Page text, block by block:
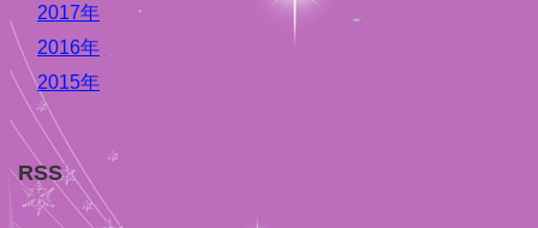
2017年
2016年
2015年
RSS